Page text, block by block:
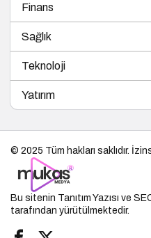
Finans
Sağlık
Teknoloji
Yatırım
© 2025 Tüm hakları saklıdır.
Bu sitenin Tanıtım Yazısı ve
tarafından yürütülmektedir.